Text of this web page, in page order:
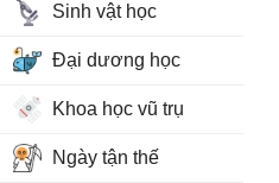
Sinh vật học
Đại dương học
Khoa học vũ trụ
Ngày tận thế